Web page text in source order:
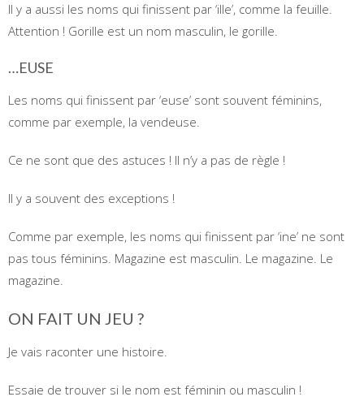
Il y a aussi les noms qui finissent par ‘ille’, comme la feuille.
Attention ! Gorille est un nom masculin, le gorille.
…EUSE
Les noms qui finissent par ‘euse’ sont souvent féminins,
comme par exemple, la vendeuse.
Ce ne sont que des astuces ! Il n’y a pas de règle !
Il y a souvent des exceptions !
Comme par exemple, les noms qui finissent par ‘ine’ ne sont
pas tous féminins. Magazine est masculin. Le magazine. Le
magazine.
ON FAIT UN JEU ?
Je vais raconter une histoire.
Essaie de trouver si le nom est féminin ou masculin !